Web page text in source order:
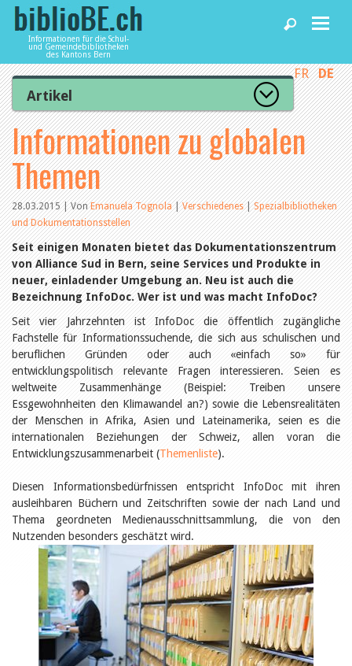
Informationen für die Schul-
und Gemeindebibliotheken
des Kantons Bern
Home
News und Fachbeiträge
Bibliotheken
Agenda
Dienstleistungen
biblioBE nutzen
FR DE
Artikel
Zur Artikelübersicht
Lesenswert
Gut bewertet
Kategorien
Aus dem Amt für Kultur
Aus der Kommission
Aus den Bibliotheken
Organisation
Raum und Infrastruktur
Bestand
Benutzung
Finanzen
Personal
Qualitätsmanagement
Recht und Politik
Öffentlichkeitsarbeit
Leseförderung
Aus aller Welt
Verschiedenes
Lesetipps
Tags
Aus- und Weiterbildung
Kinder- und Jugendmedien
Bibliothek und Schule
Bibliotheksförderung
Zielpublikum Kinder und
Jugendliche
Einmalige Beiträge
Bibliotheksangebote
Bibliosuisse
Kantonale
Unterstützungsbeiträge
Rezensionen
Schweizer Literatur
Alle Tags
Informationen zu globalen
Themen
28.03.2015 | VonEmanuela Tognola|Verschiedenes|Spezialbibliotheken
und Dokumentationsstellen
Seit einigen Monaten bietet das Dokumentationszentrum
von Alliance Sud in Bern, seine Services und Produkte in
neuer, einladender Umgebung an. Neu ist auch die
Bezeichnung InfoDoc. Wer ist und was macht InfoDoc?
Seit vier Jahrzehnten ist InfoDoc die öffentlich zugängliche
Fachstelle für Informationssuchende, die sich aus schulischen und
beruflichen Gründen oder auch «einfach so» für
entwicklungspolitisch relevante Fragen interessieren. Seien es
weltweite Zusammenhänge (Beispiel: Treiben unsere
Essgewohnheiten den Klimawandel an?) sowie die Lebensrealitäten
der Menschen in Afrika, Asien und Lateinamerika, seien es die
internationalen Beziehungen der Schweiz, allen voran die
Entwicklungszusammenarbeit (Themenliste).
Diesen Informationsbedürfnissen entspricht InfoDoc mit ihren
ausleihbaren Büchern und Zeitschriften sowie der nach Land und
Thema geordneten Medienausschnittsammlung, die von den
Nutzenden besonders geschätzt wird.